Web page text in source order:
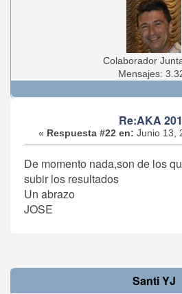
Colaborador
Mensajes:
Re:AKA
« Respuesta #22 en: Junio 13,
De momento nada,son de los
subir los resultados
Un abrazo
JOSE
Santi YJ